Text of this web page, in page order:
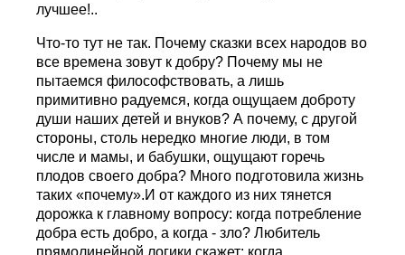
лучшее!..
Что-то тут не так. Почему сказки всех народов во
все времена зовут к добру? Почему мы не
пытаемся философствовать, а лишь
примитивно радуемся, когда ощущаем доброту
души наших детей и внуков? А почему, с другой
стороны, столь нередко многие люди, в том
числе и мамы, и бабушки, ощущают горечь
плодов своего добра? Много подготовила жизнь
таких «почему».И от каждого из них тянется
дорожка к главному вопросу: когда потребление
добра есть добро, а когда - зло? Любитель
прямолинейной логики скажет: когда